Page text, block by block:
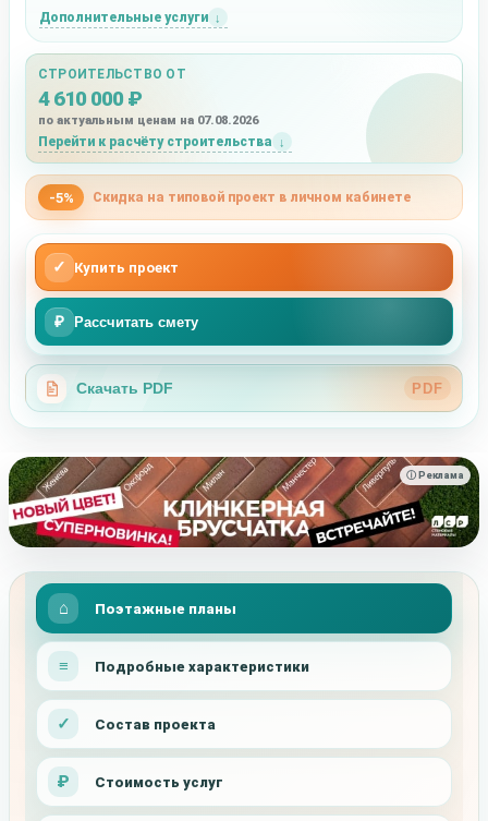
Дополнительные услуги
СТРОИТЕЛЬСТВО ОТ
4 610 000 ₽
по актуальным ценам на 07.08.2026
Перейти к расчёту строительства
-5% Скидка на типовой проект в личном кабинете
✓ Купить проект
₽ Рассчитать смету
Скачать PDF PDF
ⓘ Реклама
Поэтажные планы
Подробные характеристики
Состав проекта
Стоимость услуг